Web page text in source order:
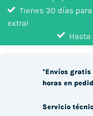
Tienes 30 días
extra!
Hasta
*Envíos
horas en
Servicio